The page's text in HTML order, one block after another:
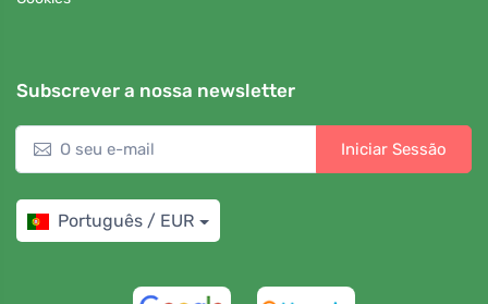
Subscrever a nossa newsletter
Iniciar Sessão
Português / EUR